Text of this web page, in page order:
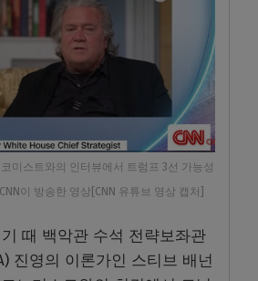
미스트와의 인터뷰에서 트럼프 3선 가능성
이 방송한 영상[CNN 유튜브 영상 캡처]
때 백악관 수석 전략보좌관
진영의 이론가인 스티브 배넌